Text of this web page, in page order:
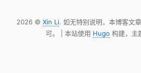
2026 © Xin Li. 如无特别说明，本博客文
可。 | 本站使用 Hugo 构建，主